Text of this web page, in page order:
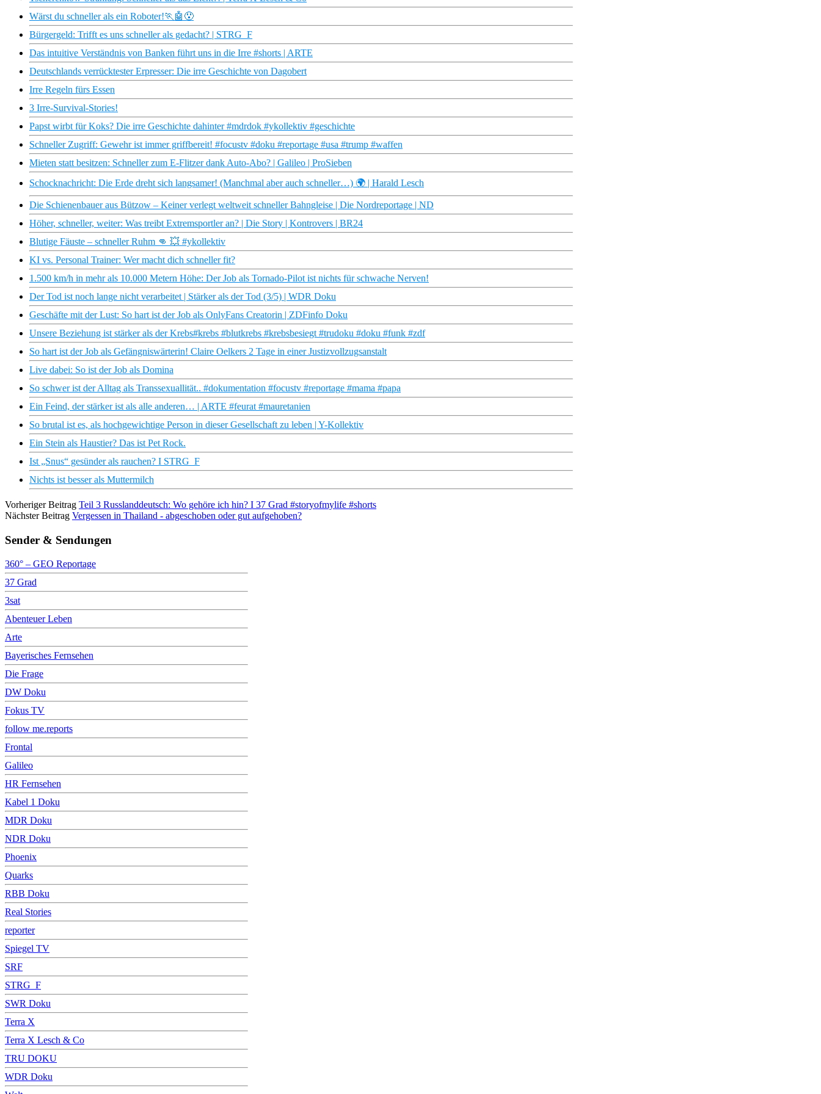
Wärst du schneller als ein Roboter!🏃🤖😯
Bürgergeld: Trifft es uns schneller als gedacht? | STRG_F
Das intuitive Verständnis von Banken führt uns in die Irre #shorts | ARTE
Deutschlands verrücktester Erpresser: Die irre Geschichte von Dagobert
Irre Regeln fürs Essen
3 Irre-Survival-Stories!
Papst wirbt für Koks? Die irre Geschichte dahinter #mdrdok #ykollektiv #geschichte
Schneller Zugriff: Gewehr ist immer griffbereit! #focustv #doku #reportage #usa #trump #waffen
Mieten statt besitzen: Schneller zum E-Flitzer dank Auto-Abo? | Galileo | ProSieben
Schocknachricht: Die Erde dreht sich langsamer! (Manchmal aber auch schneller…) 🌍 | Harald Lesch
Die Schienenbauer aus Bützow – Keiner verlegt weltweit schneller Bahngleise | Die Nordreportage | ND
Höher, schneller, weiter: Was treibt Extremsportler an? | Die Story | Kontrovers | BR24
Blutige Fäuste – schneller Ruhm 👊 💥 #ykollektiv
KI vs. Personal Trainer: Wer macht dich schneller fit?
1.500 km/h in mehr als 10.000 Metern Höhe: Der Job als Tornado-Pilot ist nichts für schwache Nerven!
Der Tod ist noch lange nicht verarbeitet | Stärker als der Tod (3/5) | WDR Doku
Geschäfte mit der Lust: So hart ist der Job als OnlyFans Creatorin | ZDFinfo Doku
Unsere Beziehung ist stärker als der Krebs#krebs #blutkrebs #krebsbesiegt #trudoku #doku #funk #zdf
So hart ist der Job als Gefängniswärterin! Claire Oelkers 2 Tage in einer Justizvollzugsanstalt
Live dabei: So ist der Job als Domina
So schwer ist der Alltag als Transsexuallität.. #dokumentation #focustv #reportage #mama #papa
Ein Feind, der stärker ist als alle anderen… | ARTE #feurat #mauretanien
So brutal ist es, als hochgewichtige Person in dieser Gesellschaft zu leben | Y-Kollektiv
Ein Stein als Haustier? Das ist Pet Rock.
Ist „Snus“ gesünder als rauchen? I STRG_F
Nichts ist besser als Muttermilch
Vorheriger Beitrag Teil 3 Russlanddeutsch: Wo gehöre ich hin? I 37 Grad #storyofmylife #shorts
Nächster Beitrag Vergessen in Thailand - abgeschoben oder gut aufgehoben?
Sender & Sendungen
360° – GEO Reportage
37 Grad
3sat
Abenteuer Leben
Arte
Bayerisches Fernsehen
Die Frage
DW Doku
Fokus TV
follow me.reports
Frontal
Galileo
HR Fernsehen
Kabel 1 Doku
MDR Doku
NDR Doku
Phoenix
Quarks
RBB Doku
Real Stories
reporter
Spiegel TV
SRF
STRG_F
SWR Doku
Terra X
Terra X Lesch & Co
TRU DOKU
WDR Doku